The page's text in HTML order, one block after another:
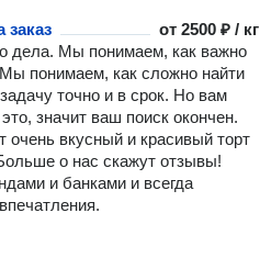
заказ от2500 ₽ / кг
дела. Мы понимаем, как важно
понимаем, как сложно найти
точно и в срок. Но вам
значит ваш поиск окончен.
очень вкусный и красивый торт
о нас скажут отзывы!
и банками и всегда